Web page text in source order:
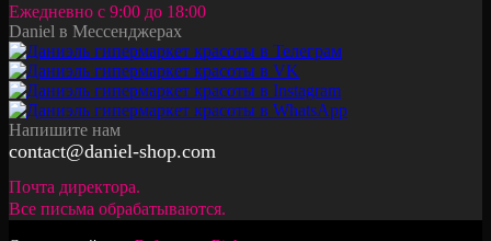
Ежедневно с 9:00 до 18:00
Daniel в Мессенджерах
Напишите нам
contact@daniel-shop.com
Почта директора.
Все письма обрабатываются.